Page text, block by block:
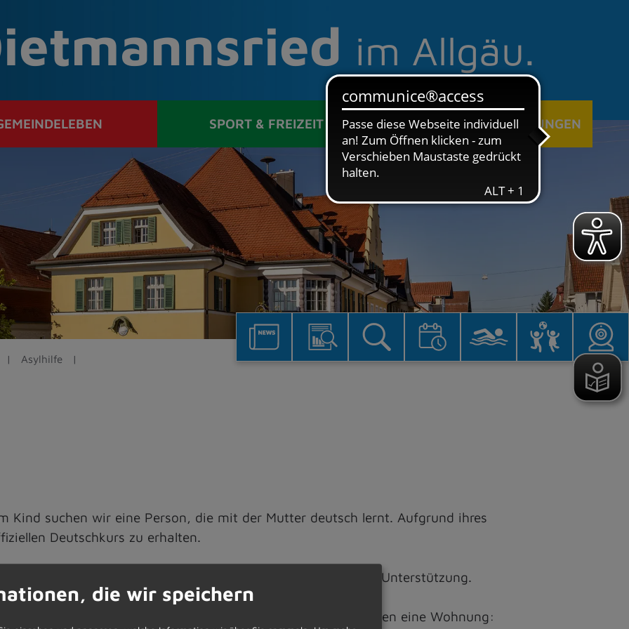
im Allgäu.
SPORT & FREIZEIT ÖFFENTLICHE EINRICHTUNGEN
Asylhilfe
Kind suchen wir eine Person, die mit der Mutter deutsch lernt. Aufgrund ihres
Deutschkurs zu erhalten.
ihren Hausaufgaben. Auch hier suchen wir eine regelmäßige Unterstützung.
Personen aus der Asylunterkunft ausziehen und suchen eine Wohnung:
die wir speichern